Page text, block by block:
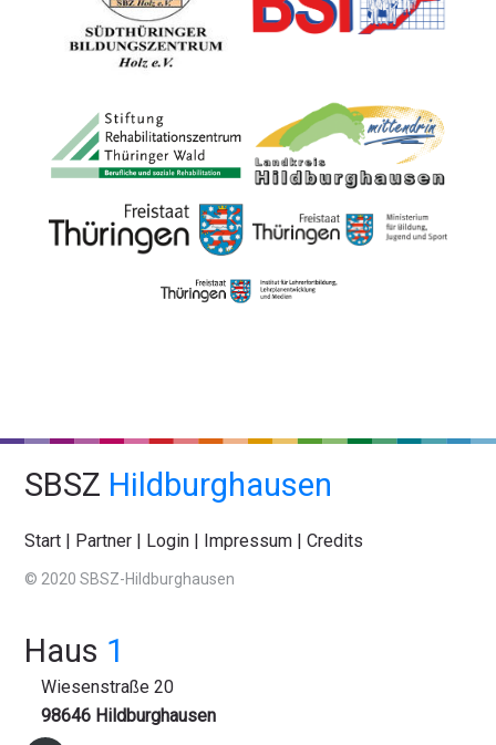
SBSZ Hildburghausen
Start | Partner | Login | Impressum |Credits
© 2020 SBSZ-Hildburghausen
Haus 1
Wiesenstraße 20
98646 Hildburghausen